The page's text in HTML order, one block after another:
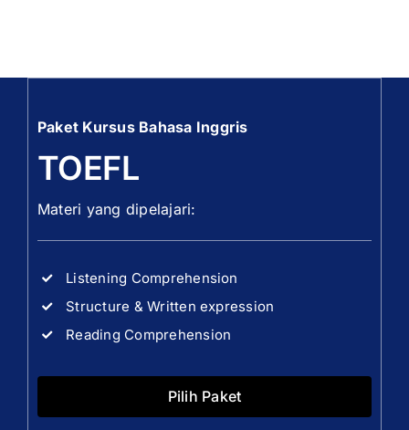
Paket Kursus Bahasa Inggris
TOEFL
Materi yang dipelajari:
Listening Comprehension
Structure & Written expression
Reading Comprehension
Pilih Paket